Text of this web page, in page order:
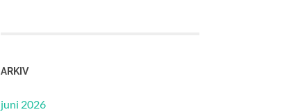
ARKIV
juni 2026